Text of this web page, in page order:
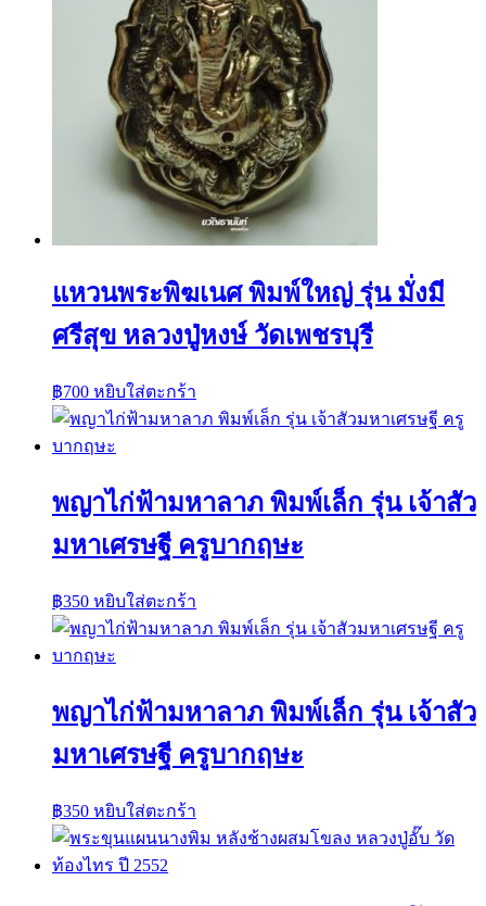
แหวนพระพิฆเนศ พิมพ์ใหญ่ รุ่น มั่งมี
ศรีสุข หลวงปู่หงษ์ วัดเพชรบุรี
฿700 หยิบใส่ตะกร้า
พญาไก่ฟ้ามหาลาภ พิมพ์เล็ก รุ่น เจ้าสัว
มหาเศรษฐี ครูบากฤษะ
฿350 หยิบใส่ตะกร้า
พญาไก่ฟ้ามหาลาภ พิมพ์เล็ก รุ่น เจ้าสัว
มหาเศรษฐี ครูบากฤษะ
฿350 หยิบใส่ตะกร้า